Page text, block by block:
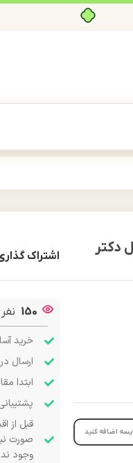
دکتر
اشتراک
اضافه کنید
150
خرید
ارسال
ابتدا
پشتیبانی ۲۴
قبل از
صورت
وجود